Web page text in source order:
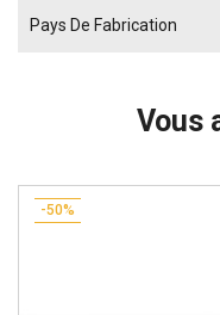
Pays De Fabrication
Vous
-50%